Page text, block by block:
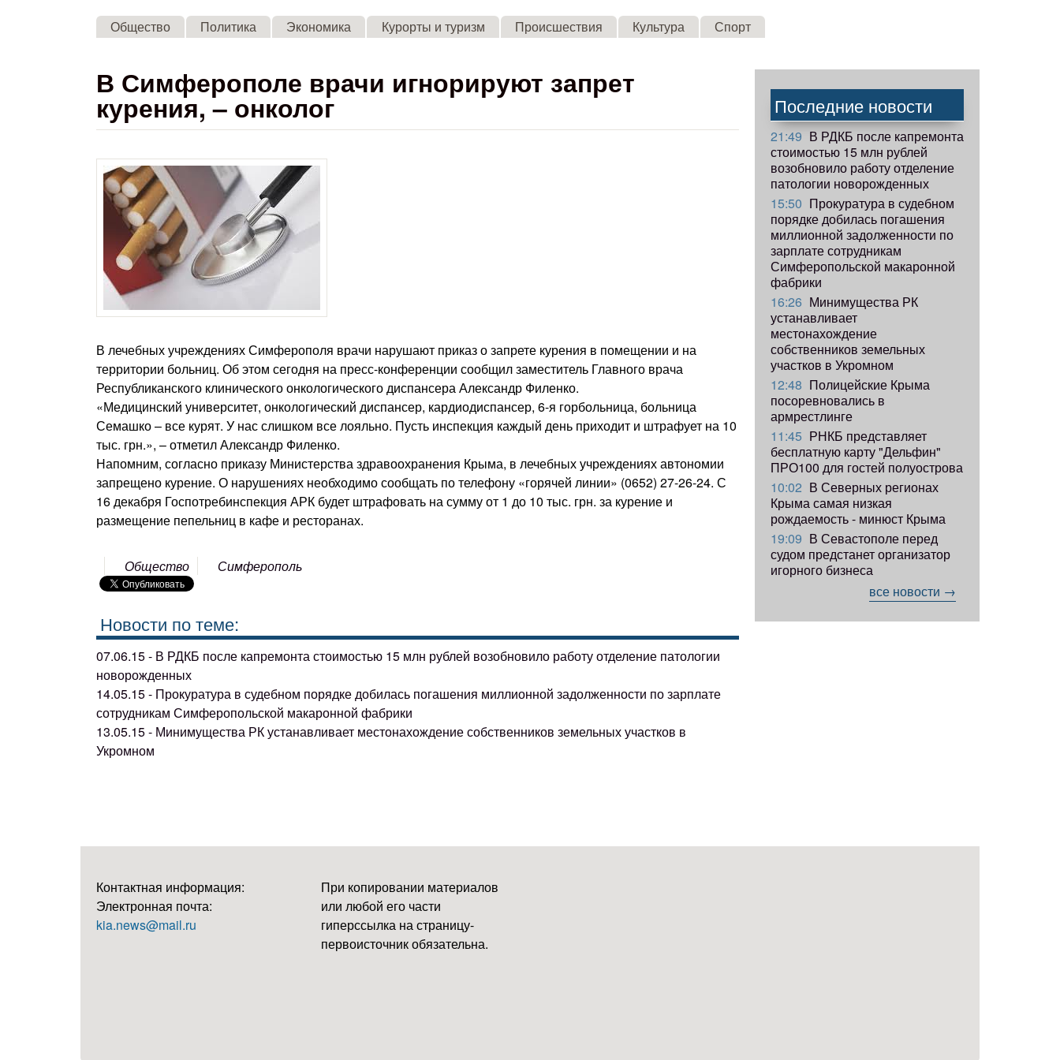
Skip to main content
Общество Политика Экономика Курорты и туризм Происшествия Культура Спорт
В Симферополе врачи игнорируют запрет
курения, – онколог
В лечебных учреждениях Симферополя врачи нарушают приказ о запрете курения в помещении и на
территории больниц. Об этом сегодня на пресс-конференции сообщил заместитель Главного врача
Республиканского клинического онкологического диспансера Александр Филенко.
«Медицинский университет, онкологический диспансер, кардиодиспансер, 6-я горбольница, больница
Семашко – все курят. У нас слишком все лояльно. Пусть инспекция каждый день приходит и штрафует на 10
тыс. грн.», – отметил Александр Филенко.
Напомним, согласно приказу Министерства здравоохранения Крыма, в лечебных учреждениях автономии
запрещено курение. О нарушениях необходимо сообщать по телефону «горячей линии» (0652) 27-26-24. С
16 декабря Госпотребинспекция АРК будет штрафовать на сумму от 1 до 10 тыс. грн. за курение и
размещение пепельниц в кафе и ресторанах.
Общество Симферополь
Новости по теме:
07.06.15 - В РДКБ после капремонта стоимостью 15 млн рублей возобновило работу отделение патологии
новорожденных
14.05.15 - Прокуратура в судебном порядке добилась погашения миллионной задолженности по зарплате
сотрудникам Симферопольской макаронной фабрики
13.05.15 - Минимущества РК устанавливает местонахождение собственников земельных участков в
Укромном
Последние новости
21:49 В РДКБ после капремонта
стоимостью 15 млн рублей
возобновило работу отделение
патологии новорожденных
15:50 Прокуратура в судебном
порядке добилась погашения
миллионной задолженности по
зарплате сотрудникам
Симферопольской макаронной
фабрики
16:26 Минимущества РК
устанавливает
местонахождение
собственников земельных
участков в Укромном
12:48 Полицейские Крыма
посоревновались в
армрестлинге
11:45 РНКБ представляет
бесплатную карту "Дельфин"
ПРО100 для гостей полуострова
10:02 В Северных регионах
Крыма самая низкая
рождаемость - минюст Крыма
19:09 В Севастополе перед
судом предстанет организатор
игорного бизнеса
все новости →
Контактная информация:
Электронная почта:
kia.news@mail.ru
При копировании материалов
или любой его части
гиперссылка на страницу-
первоисточник обязательна.